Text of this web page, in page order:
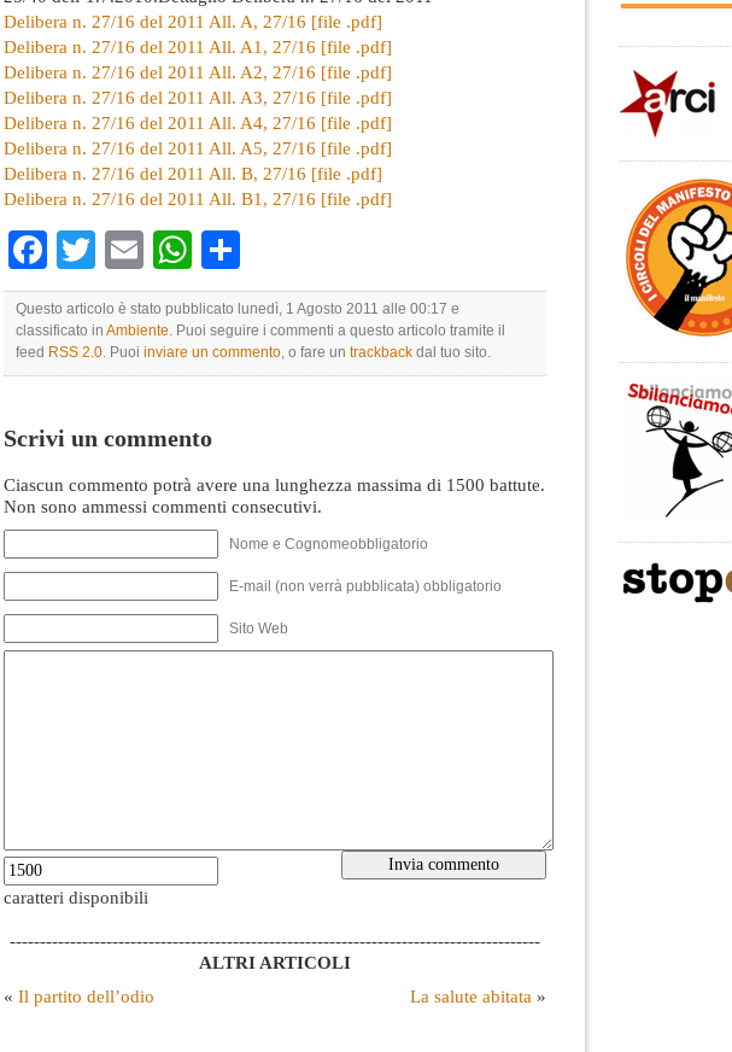
Delibera n. 27/16 del 2011 All. A, 27/16 [file .pdf]
Delibera n. 27/16 del 2011 All. A1, 27/16 [file .pdf]
Delibera n. 27/16 del 2011 All. A2, 27/16 [file .pdf]
Delibera n. 27/16 del 2011 All. A3, 27/16 [file .pdf]
Delibera n. 27/16 del 2011 All. A4, 27/16 [file .pdf]
Delibera n. 27/16 del 2011 All. A5, 27/16 [file .pdf]
Delibera n. 27/16 del 2011 All. B, 27/16 [file .pdf]
Delibera n. 27/16 del 2011 All. B1, 27/16 [file .pdf]
Facebook
TwitterEmailWhatsApp
Questo articolo è stato pubblicato lunedì, 1 Agosto 2011 alle 00:17 e
classificato in Ambiente. Puoi seguire i commenti a questo articolo tramite il
feed RSS 2.0. Puoi inviare un commento, o fare un trackback dal tuo sito.
Scrivi un commento
Ciascun commento potrà avere una lunghezza massima di 1500 battute.
Non sono ammessi commenti consecutivi.
Nome e Cognomeobbligatorio
E-mail (non verrà pubblicata) obbligatorio
Sito Web
caratteri disponibili
----------------------------------------------------------------------------------------
ALTRI ARTICOLI
« Il partito dell’odio La salute abitata »